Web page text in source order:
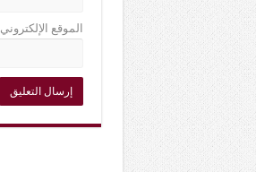
الموقع الإلكتروني